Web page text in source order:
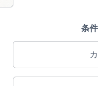
インフォメーシ
条